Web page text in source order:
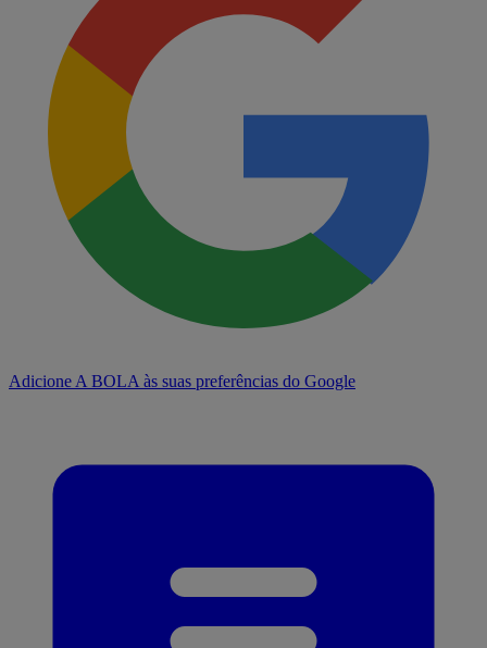
Adicione A BOLA às suas preferências do Google